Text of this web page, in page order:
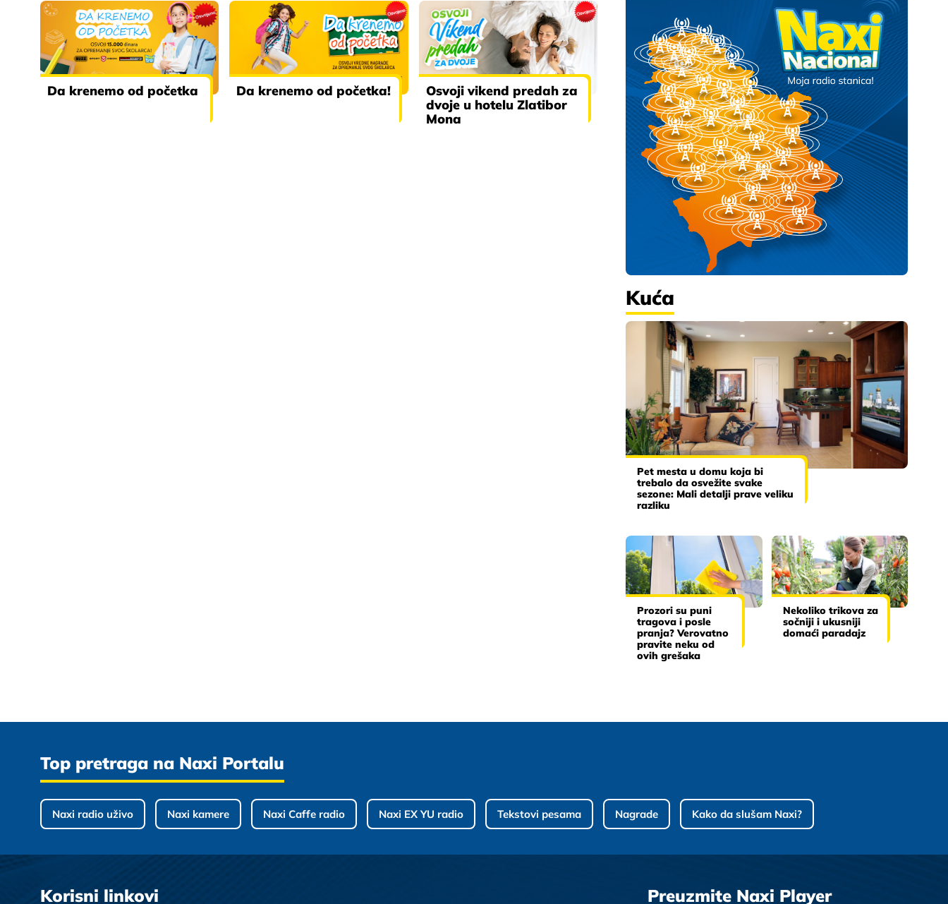
Da krenemo od početka Da krenemo od početka!
Osvoji vikend predah za
dvoje u hotelu Zlatibor
Mona
Kuća
Pet mesta u domu koja bi
trebalo da osvežite svake
sezone: Mali detalji prave veliku
razliku
Prozori su puni
tragova i posle
pranja? Verovatno
pravite neku od
ovih grešaka
Nekoliko trikova za
sočniji i ukusniji
domaći paradajz
Top pretraga na Naxi Portalu
Naxi radio uživo Naxi kamere Naxi Caffe radio Naxi EX YU radio Tekstovi pesama Nagrade Kako da slušam Naxi?
Korisni linkovi Preuzmite Naxi Player